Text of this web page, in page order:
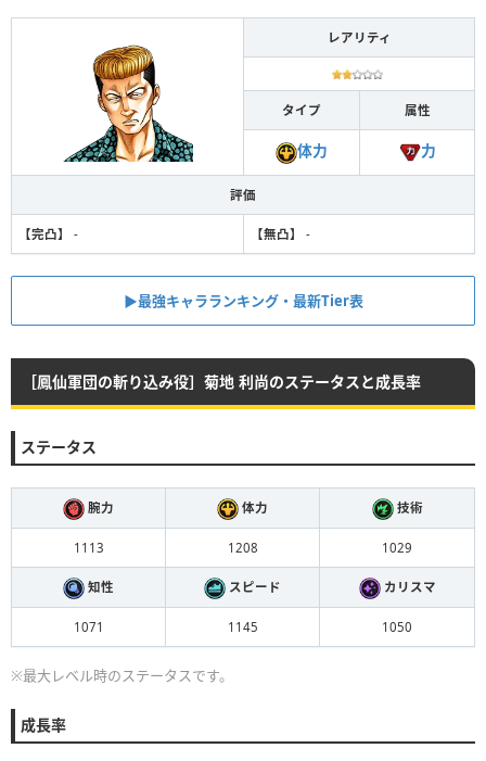
レアリティ
タイプ 属性
体力 力
評価
【完凸】 - 【無凸】 -
▶︎最強キャラランキング・最新Tier表
［鳳仙軍団の斬り込み役］菊地 利尚のステータスと成長率
ステータス
腕力 体力 技術
1113 1208 1029
知性 スピード カリスマ
1071 1145 1050
※最大レベル時のステータスです。
成長率